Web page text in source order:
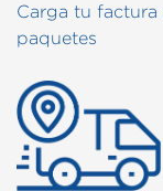
Carga tu
paquetes